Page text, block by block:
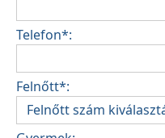
Telefon*:
Felnőtt*: